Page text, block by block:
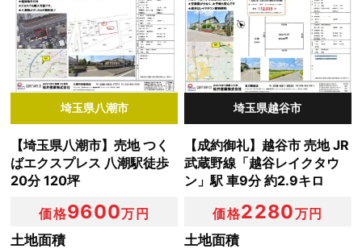
埼玉県八潮市
【埼玉県八潮市】売地 つく
ばエクスプレス 八潮駅徒歩
20分 120坪
価格9600万円
土地面積
埼玉県越谷市
【成約御礼】越谷市 売地 JR
武蔵野線「越谷レイクタウ
ン」駅 車9分 約2.9キロ
価格2280万円
土地面積